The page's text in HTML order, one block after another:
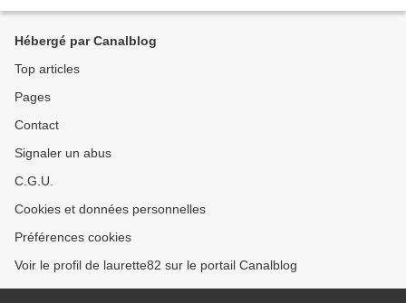
Hébergé par Canalblog
Top articles
Pages
Contact
Signaler un abus
C.G.U.
Cookies et données personnelles
Préférences cookies
Voir le profil de laurette82 sur le portail Canalblog